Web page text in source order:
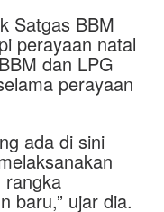
Satgas BBM
perayaan natal
dan LPG
perayaan
ada di sini
rangka
baru,” ujar dia.